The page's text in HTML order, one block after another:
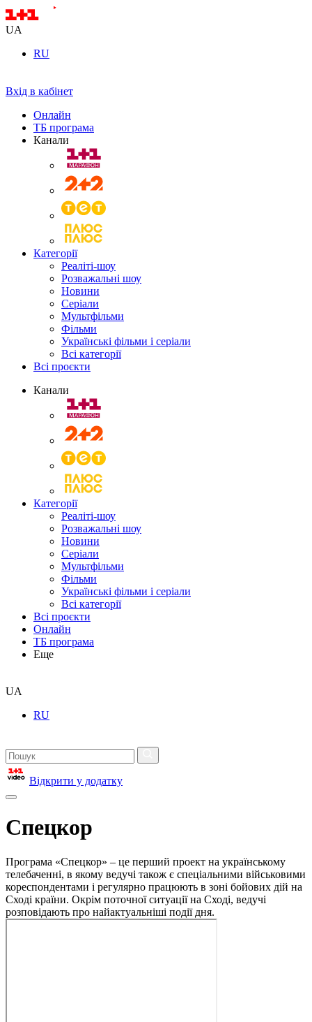
UA
RU
Вхід в кабінет
Онлайн
ТБ програма
Канали
Категорії
Реаліті-шоу
Розважальні шоу
Новини
Серіали
Мультфільми
Фільми
Українські фільми і серіали
Всі категорії
Всі проєкти
Канали
Категорії
Реаліті-шоу
Розважальні шоу
Новини
Серіали
Мультфільми
Фільми
Українські фільми і серіали
Всі категорії
Всі проєкти
Онлайн
ТБ програма
Еще
UA
RU
Відкрити у додатку
Спецкор
Програма «Спецкор» – це перший проект на українському
телебаченні, в якому ведучі також є спеціальними військовими
кореспондентами і регулярно працюють в зоні бойових дій на
Сході країни. Окрім поточної ситуації на Сході, ведучі
розповідають про найактуальніші події дня.